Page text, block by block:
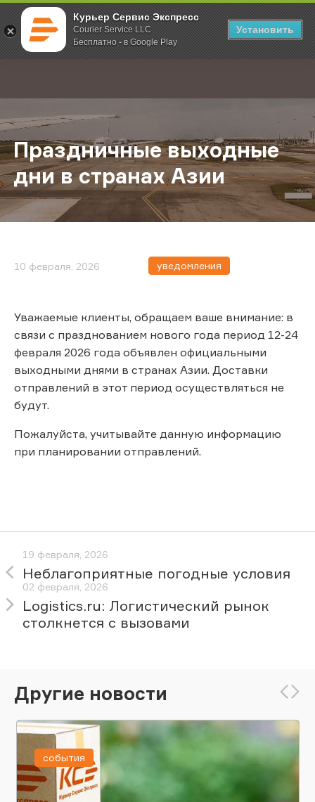
Курьер Сервис Экспресс
Courier Service LLC
Бесплатно - в Google Play
Установить
; Главная О компании Новости Праздничные выходные дни в
Праздничные выходные
дни в странах Азии
10 февраля, 2026 уведомления
Уважаемые клиенты, обращаем ваше внимание: в
связи с празднованием нового года период 12-24
февраля 2026 года объявлен официальными
выходными днями в странах Азии. Доставки
отправлений в этот период осуществляться не
будут.
Пожалуйста, учитывайте данную информацию
при планировании отправлений.
19 февраля, 2026
Неблагоприятные погодные условия
02 февраля, 2026
Logistics.ru: Логистический рынок
столкнется с вызовами
Другие новости
события